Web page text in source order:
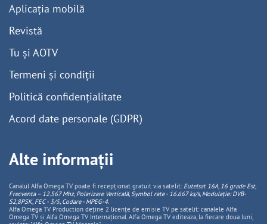
Aplicația mobilă
Revistă
Tu și AOTV
Termeni și condiții
Politică confidențialitate
Acord date personale (GDPR)
Alte informații
Canalul Alfa Omega TV poate fi recepționat gratuit via satelit: Eutelsat 16A, 16 grade Est,
Frecventa – 12.567 Mhz, PolarizareVerticală, Symbol rate - 16.667 ks/s, Modulație: DVB-
S2,8PSK, FEC - 3/5, Codare - MPEG-4.
Alfa Omega TV Production deține 2 licențe de emisie TV pe satelit: canalele Alfa
Omega TV și Alfa Omega TV Internațional. Alfa Omega TV editeaza, la fiecare doua luni,